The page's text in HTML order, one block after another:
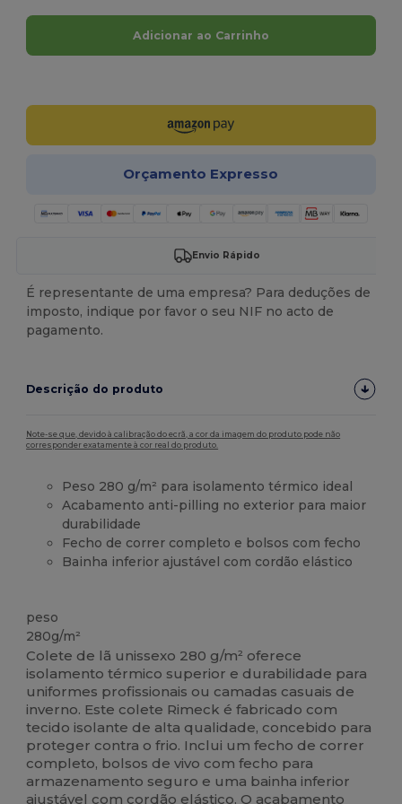
Adicionar ao Carrinho
Orçamento Expresso
Envio Rápido
É representante de uma empresa? Para deduções de
imposto, indique por favor o seu NIF no acto de
pagamento.
Descrição do produto
Note-se que, devido à calibração do ecrã, a cor da imagem do produto pode não
corresponder exatamente à cor real do produto.
Peso 280 g/m² para isolamento térmico ideal
Acabamento anti-pilling no exterior para maior
durabilidade
Fecho de correr completo e bolsos com fecho
Bainha inferior ajustável com cordão elástico
peso
280g/m²
Colete de lã unissexo 280 g/m² oferece
isolamento térmico superior e durabilidade para
uniformes profissionais ou camadas casuais de
inverno. Este colete Rimeck é fabricado com
tecido isolante de alta qualidade, concebido para
proteger contra o frio. Inclui um fecho de correr
completo, bolsos de vivo com fecho para
armazenamento seguro e uma bainha inferior
ajustável com cordão elástico. O acabamento